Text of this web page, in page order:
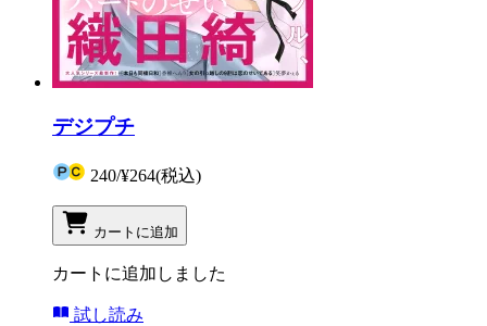
デジプチ
240/¥264(税込)
カートに追加
カートに追加しました
試し読み